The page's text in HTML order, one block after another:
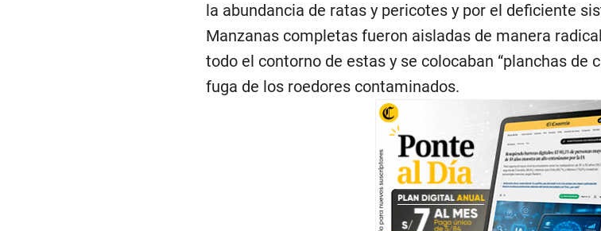
la abundancia de ratas y pericotes y por el deficiente
Manzanas completas fueron aisladas de manera
todo el contorno de estas y se colocaban “planchas de
fuga de los roedores contaminados.